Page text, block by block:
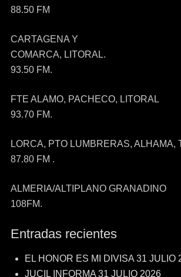
88.50 FM
CARTAGENA Y
COMARCA, LITORAL.
93.50 FM.
FTE ALAMO, PACHECO, LITORAL
93.70 FM.
LORCA, PTO LUMBRERAS, ALHAMA,
87.80 FM .
ALMERIA/ALTIPLANO GRANADINO
108FM.
Entradas recientes
EL HONOR ES MI DIVISA 31 JULIO
JUCIL INFORMA 31 JULIO 2026